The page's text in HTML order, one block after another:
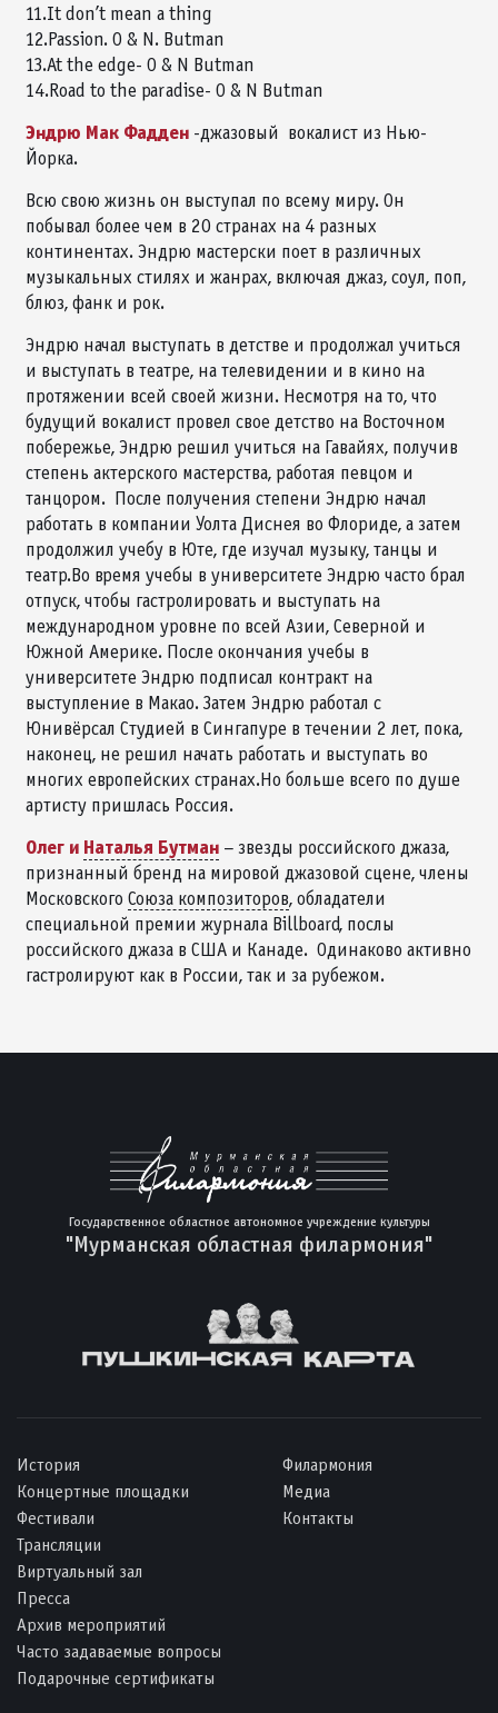
11.It don’t mean a thing
12.Passion. O & N. Butman
13.At the edge- O & N Butman
14.Road to the paradise- O & N Butman
Эндрю Мак Фадден-джазовый вокалист из Нью-
Йорка.
Всю свою жизнь он выступал по всему миру. Он
побывал более чем в 20 странах на 4 разных
континентах. Эндрю мастерски поет в различных
музыкальных стилях и жанрах, включая джаз, соул, поп,
блюз, фанк и рок.
Эндрю начал выступать в детстве и продолжал учиться
и выступать в театре, на телевидении и в кино на
протяжении всей своей жизни. Несмотря на то, что
будущий вокалист провел свое детство на Восточном
побережье, Эндрю решил учиться на Гавайях, получив
степень актерского мастерства, работая певцом и
танцором. После получения степени Эндрю начал
работать в компании Уолта Диснея во Флориде, а затем
продолжил учебу в Юте, где изучал музыку, танцы и
театр.Во время учебы в университете Эндрю часто брал
отпуск, чтобы гастролировать и выступать на
международном уровне по всей Азии, Северной и
Южной Америке. После окончания учебы в
университете Эндрю подписал контракт на
выступление в Макао. Затем Эндрю работал с
Юнивёрсал Студией в Сингапуре в течении 2 лет, пока,
наконец, не решил начать работать и выступать во
многих европейских странах.Но больше всего по душе
артисту пришлась Россия.
Олег и Наталья Бутман – звезды российского джаза,
признанный бренд на мировой джазовой сцене, члены
Московского Союза композиторов, обладатели
специальной премии журнала Billboard, послы
российского джаза в США и Канаде. Одинаково активно
гастролируют как в России, так и за рубежом.
Государственное областное автономное учреждение культуры
"Мурманская областная филармония"
История
Концертные площадки
Фестивали
Трансляции
Виртуальный зал
Пресса
Архив мероприятий
Часто задаваемые вопросы
Подарочные сертификаты
Филармония
Медиа
Контакты